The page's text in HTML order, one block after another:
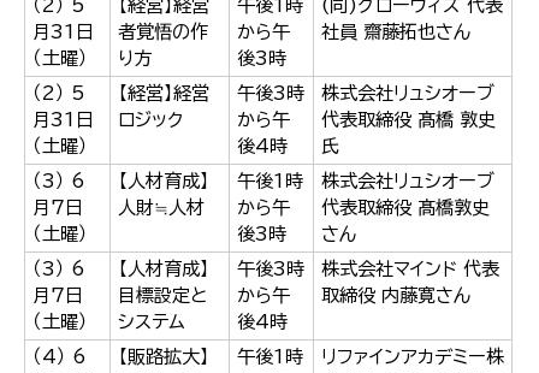
（2） 5
月31日
（土曜）
【経営】経営
者覚悟の作
り方
午後1時
から午
後3時
(同)グローウィズ 代表
社員 齋藤拓也さん
（2） 5
月31日
（土曜）
【経営】経営
ロジック
午後3時
から午
後4時
株式会社リュシオーブ
代表取締役 髙橋 敦史
氏
（3） 6
月7日
（土曜）
【人材育成】
人財≒人材
午後1時
から午
後3時
株式会社リュシオーブ
代表取締役 髙橋敦史
さん
（3） 6
月7日
（土曜）
【人材育成】
目標設定と
システム
午後3時
から午
後4時
株式会社マインド 代表
取締役 内藤寛さん
（4） 6
【販路拡大】
午後1時
リファインアカデミー株